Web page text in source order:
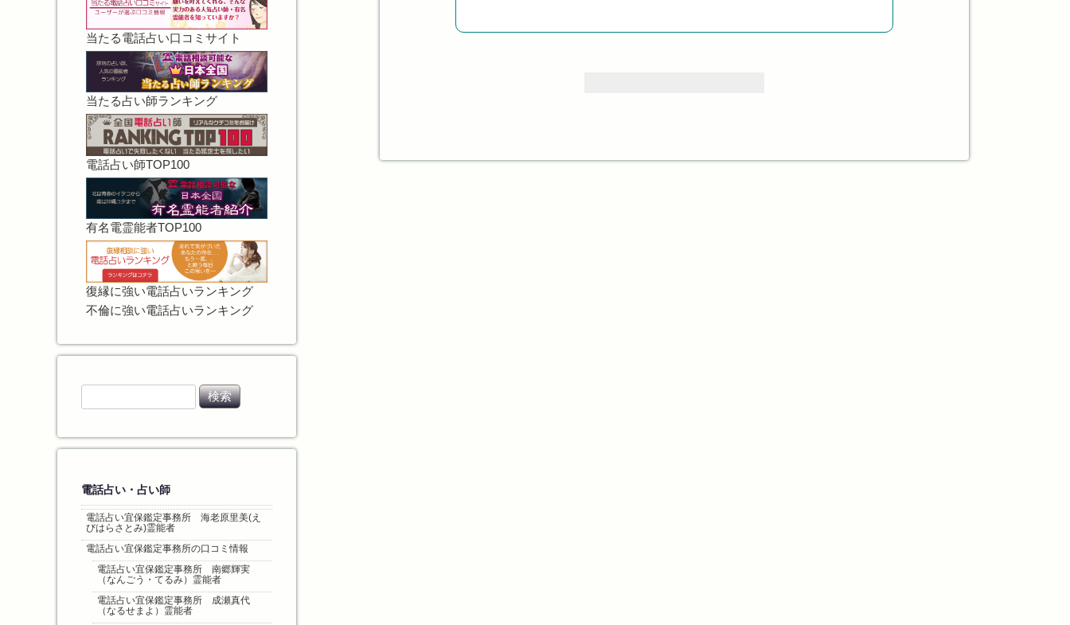
当たる電話占い口コミサイト
当たる占い師ランキング
電話占い師TOP100
有名電霊能者TOP100
復縁に強い電話占いランキング
不倫に強い電話占いランキング
検
索
電話占い・占い師
電話占い宜保鑑定事務所 海老原里美(え
びはらさとみ)霊能者
電話占い宜保鑑定事務所の口コミ情報
電話占い宜保鑑定事務所 南郷輝実
（なんごう・てるみ）霊能者
電話占い宜保鑑定事務所 成瀬真代
（なるせまよ）霊能者